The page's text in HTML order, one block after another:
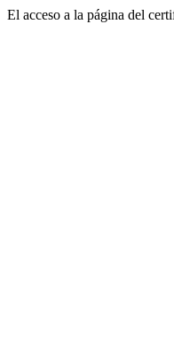
El acceso a la página del